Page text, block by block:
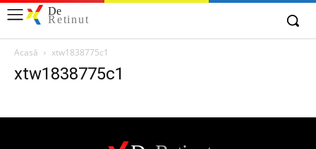
De
Retinut
Acasă xtw1838775c1
xtw1838775c1